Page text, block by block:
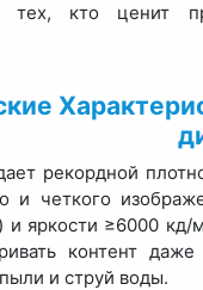
кто ценит
рекордной
и четкого
яркости ≥6000 кд/
контент
и струй воды.